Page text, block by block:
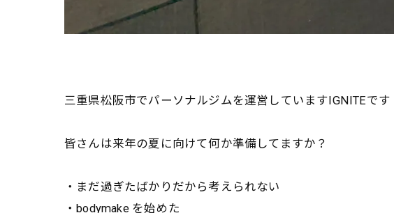
三重県松阪市でパーソナルジムを運営していますIGNITEです
皆さんは来年の夏に向けて何か準備してますか？
・まだ過ぎたばかりだから考えられない
・bodymake を始めた